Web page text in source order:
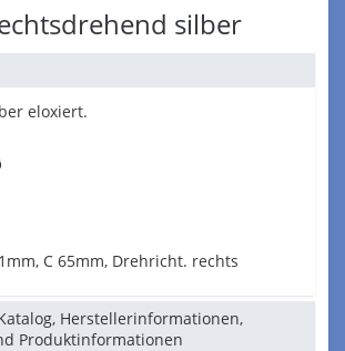
silber
eloxiert.
C 65mm, Drehricht. rechts
Herstellerinformationen,
Produktinformationen